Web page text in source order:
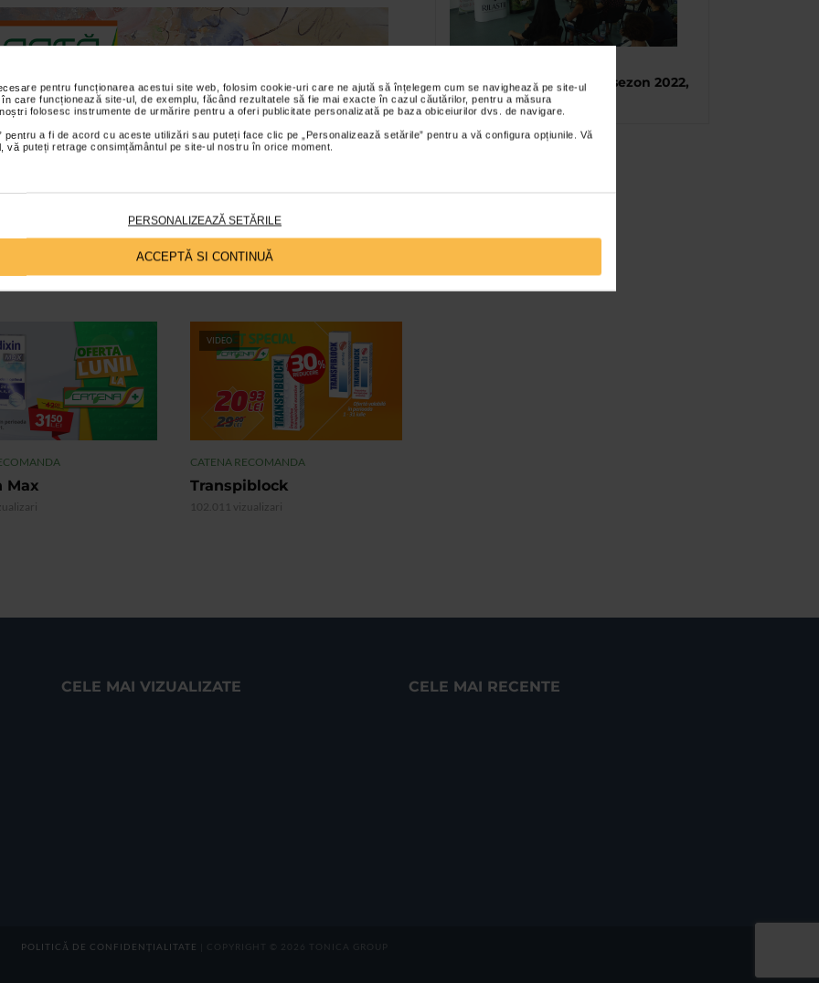
pentru funcționarea acestui site web, folosim cookie-uri care ne ajută să înțelegem cum se navighează pe site-ul
care funcționează site-ul, de exemplu, făcând rezultatele să fie mai exacte în cazul căutărilor, pentru a măsura
folosesc instrumente de urmărire pentru a oferi publicitate personalizată pe baza obiceiurilor dvs. de navigare.
pentru a fi de acord cu aceste utilizări sau puteți face clic pe „Personalizează setările” pentru a vă configura opțiunile. Vă
vă puteți retrage consimțământul pe site-ul nostru în orice moment.
PERSONALIZEAZĂ SETĂRILE
ACCEPTĂ SI CONTINUĂ
sa faca un cadou persoanei iubite. Cu reduceri de 15 %
reduceri de 15 % pentru toate seturile de cadou
pana la sfarsitul lunii februarie si este valabila pentru toti
Max
VIDEO
CATENA RECOMANDA
Transpiblock
102.011 vizualizari
Tabara de vara, final de sezon 2022,
Eforie Sud
CELE MAI VIZUALIZATE CELE MAI RECENTE
POLITICĂ DE CONFIDENȚIALITATE | COPYRIGHT © 2026 TONICA GROUP